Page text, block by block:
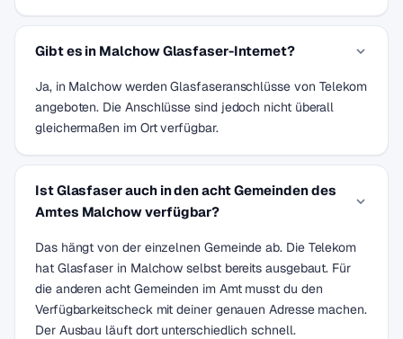
Gibt es in Malchow Glasfaser-Internet?
Ja, in Malchow werden Glasfaseranschlüsse von Telekom
angeboten. Die Anschlüsse sind jedoch nicht überall
gleichermaßen im Ort verfügbar.
Ist Glasfaser auch in den acht Gemeinden des
Amtes Malchow verfügbar?
Das hängt von der einzelnen Gemeinde ab. Die Telekom
hat Glasfaser in Malchow selbst bereits ausgebaut. Für
die anderen acht Gemeinden im Amt musst du den
Verfügbarkeitscheck mit deiner genauen Adresse machen.
Der Ausbau läuft dort unterschiedlich schnell.